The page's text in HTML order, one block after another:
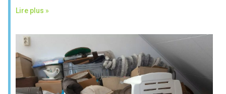
Lire plus »